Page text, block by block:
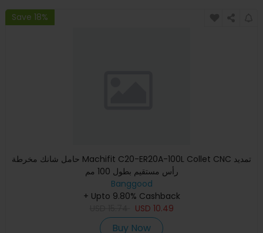
Save 18%
حامل شانك مخرطة Machifit C20-ER20A-100L Collet CNC تمديد
رأس مستقيم بطول 100 مم
Banggood
+ Upto 9.80% Cashback
USD 10.49
Buy Now